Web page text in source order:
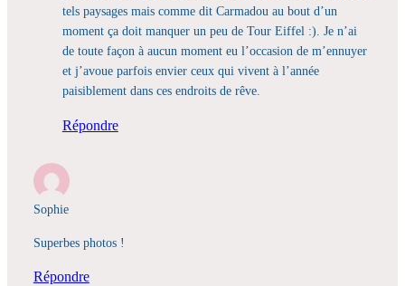
tels paysages mais comme dit Carmadou au bout d’un
moment ça doit manquer un peu de Tour Eiffel :). Je n’ai
de toute façon à aucun moment eu l’occasion de m’ennuyer
et j’avoue parfois envier ceux qui vivent à l’année
paisiblement dans ces endroits de rêve.
Répondre
Sophie
Superbes photos !
Répondre